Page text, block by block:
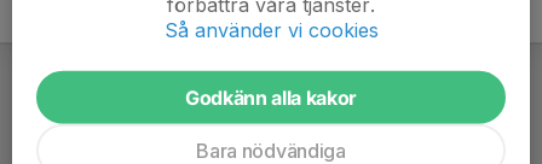
Så använder vi cookies
Godkänn alla kakor
Bara nödvändiga